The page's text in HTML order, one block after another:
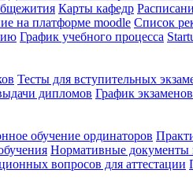
Карты кафедр
на платформе moodle Список
График учебного процесса
Тесты для вступительных
дипломов График
обучение ординаторов
Нормативные документы
вопросов для аттестации